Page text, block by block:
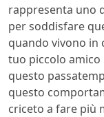
rappresenta uno
per soddisfare
quando vivono in
tuo piccolo
questo
questo
criceto a fare più